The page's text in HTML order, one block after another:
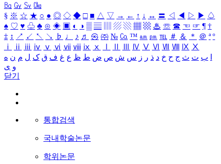
㏃ ㏉ ㏜ ㏆
§ ※ ☆ ★ ○ ● ◎ ◇ ◆ □ ■ △ ▽ → ← ↑ ↓ ↔ 〓 ◁ ◀ ▷ ▶ ♤
♠ ♡ ♥ ♧ ♣ ⊙ ◈ ▣ ◐ ◑ ▒ ▤ ▨ ▧ ▦ ▩ ♨ ☏ ☎ ☜ ☞ ¶ †
‡ ↕ ↗ ↙ ↖ ↘ ♭ ♩ ♪ ♬ ㉿ ㈜ № ㏇ ™ ㏂ ㏘ ℡ ＃ ＆ ＊ ＠ ª º
ⅰ
ⅱ ⅲ ⅳ ⅴ ⅵ ⅶ ⅷ ⅸ ⅹ Ⅳ Ⅴ Ⅵ Ⅶ Ⅷ Ⅸ Ⅹ
ب ت ث ج ح خ د ذ ر ز س ش ص ض ط ظ ع غ ف ق ک ل م ن ه
و ی
닫기
통합검색
국내학술논문
학위논문